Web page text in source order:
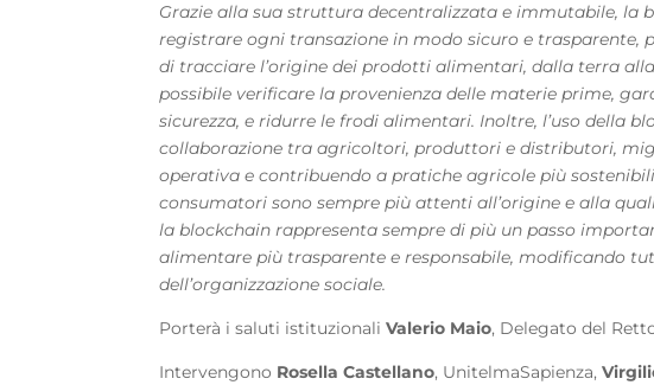
Grazie alla sua struttura decentralizzata e immutabile, la
registrare ogni transazione in modo sicuro e trasparente,
di tracciare l’origine dei prodotti alimentari, dalla terra
possibile verificare la provenienza delle materie prime,
sicurezza, e ridurre le frodi alimentari. Inoltre, l’uso della
collaborazione tra agricoltori, produttori e distributori,
operativa e contribuendo a pratiche agricole più
consumatori sono sempre più attenti all’origine e alla
la blockchain rappresenta sempre di più un passo
alimentare più trasparente e responsabile, modificando
dell’organizzazione sociale.
Porterà i saluti istituzionaliValerio Maio, Delegato del
Intervengono Rosella Castellano, UnitelmaSapienza,